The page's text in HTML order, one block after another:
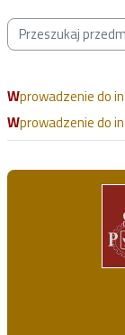
Przeszukaj
Wprowadzenie do
Wprowadzenie do